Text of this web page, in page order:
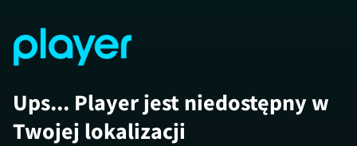
Ups... Player jest niedostępny w
Twojej lokalizacji